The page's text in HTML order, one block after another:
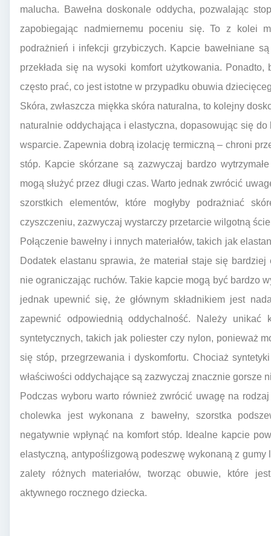
malucha. Bawełna doskonale oddycha, pozwalając
zapobiegając nadmiernemu poceniu się. To z kolei
podrażnień i infekcji grzybiczych. Kapcie bawełniane
przekłada się na wysoki komfort użytkowania.
często prać, co jest istotne w przypadku obuwia
Skóra, zwłaszcza miękka skóra naturalna, to kolejny
naturalnie oddychająca i elastyczna, dopasowując się
wsparcie. Zapewnia dobrą izolację termiczną – chroni
stóp. Kapcie skórzane są zazwyczaj bardzo
mogą służyć przez długi czas. Warto jednak zwrócić
szorstkich elementów, które mogłyby podrażniać
czyszczeniu, zazwyczaj wystarczy przetarcie wilgotną
Połączenie bawełny i innych materiałów, takich jak
Dodatek elastanu sprawia, że materiał staje się
nie ograniczając ruchów. Takie kapcie mogą być bardzo
jednak upewnić się, że głównym składnikiem jest
zapewnić odpowiednią oddychalność. Należy unikać
syntetycznych, takich jak poliester czy nylon, ponieważ
się stóp, przegrzewania i dyskomfortu. Chociaż
właściwości oddychające są zazwyczaj znacznie gorsze
Podczas wyboru warto również zwrócić uwagę na
cholewka jest wykonana z bawełny, szorstka
negatywnie wpłynąć na komfort stóp. Idealne kapcie
elastyczną, antypoślizgową podeszwę wykonaną z gumy
zalety różnych materiałów, tworząc obuwie, które
aktywnego rocznego dziecka.